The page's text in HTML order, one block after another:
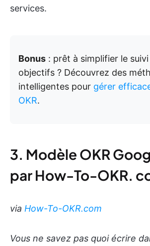
services.
Bonus : prêt à simplifier le
objectifs ? Découvrez des
intelligentes pour gérer
OKR.
3. Modèle OKR
par How-To-OKR.
via How-To-OKR.com
Vous ne savez pas quoi écrire